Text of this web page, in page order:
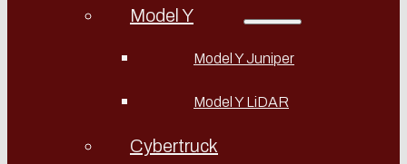
Model Y
Model Y Juniper
Model Y LiDAR
Cybertruck